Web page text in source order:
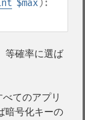
$max):
等確率に選ば
てのアプリ
暗号化キーの